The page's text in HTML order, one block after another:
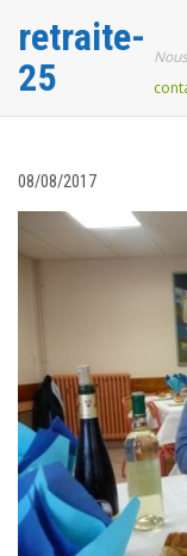
retraite-
25
08/08/2017